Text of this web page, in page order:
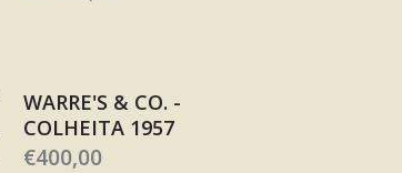
WARRE'S & CO. -
COLHEITA 1957
€400,00